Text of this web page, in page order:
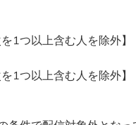
を1つ以上含む人を除外】
を1つ以上含む人を除外】